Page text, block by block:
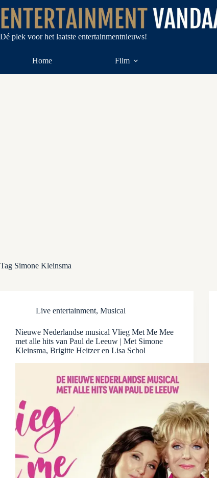
naar
de
inhoud
Dé plek voor het laatste entertainmentnieuws!
Home Film
Tag Simone Kleinsma
Live entertainment, Musical
Nieuwe Nederlandse musical Vlieg Met Me Mee
met alle hits van Paul de Leeuw | Met Simone
Kleinsma, Brigitte Heitzer en Lisa Schol